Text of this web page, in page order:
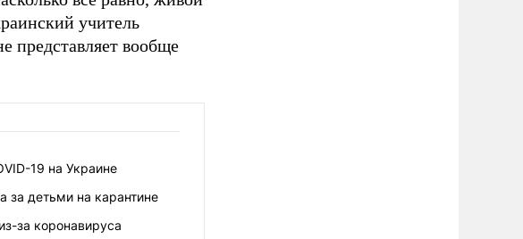
учитель
представляет вообще
19 на Украине
за детьми на карантине
за коронавируса